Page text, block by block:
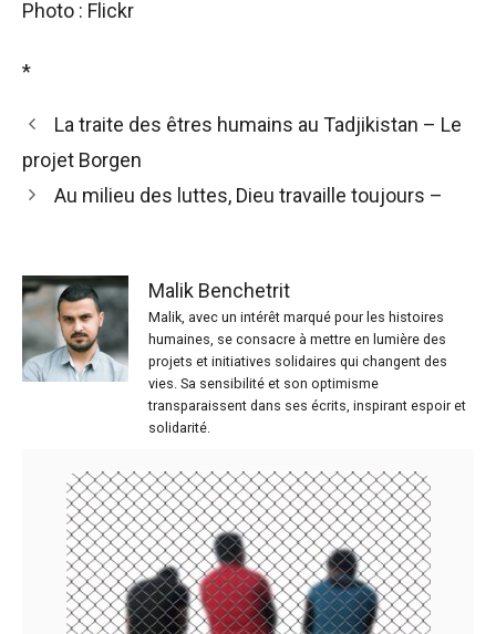
Photo : Flickr
*
La traite des êtres humains au Tadjikistan – Le
projet Borgen
Au milieu des luttes, Dieu travaille toujours –
Malik Benchetrit
Malik, avec un intérêt marqué pour les histoires
humaines, se consacre à mettre en lumière des
projets et initiatives solidaires qui changent des
vies. Sa sensibilité et son optimisme
transparaissent dans ses écrits, inspirant espoir et
solidarité.